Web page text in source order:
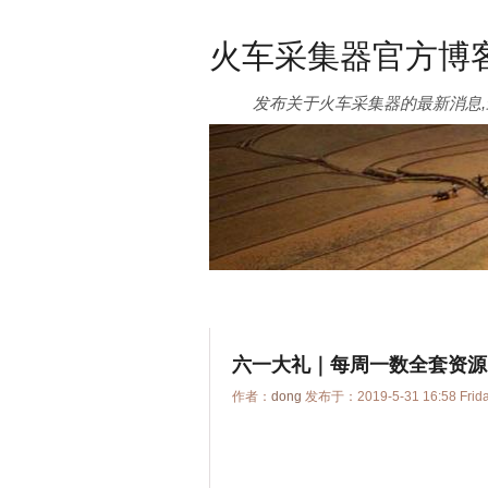
火车采集器官方博
发布关于火车采集器的最新消息
六一大礼｜每周一数全套资
作者： dong 发布于：2019-5-31 16:58